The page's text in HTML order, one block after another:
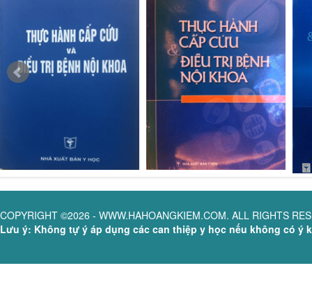
COPYRIGHT ©2026 - WWW.HAHOANGKIEM.COM. ALL RIGHTS
Lưu ý: Không tự ý áp dụng các can thiệp y học nếu không có ý